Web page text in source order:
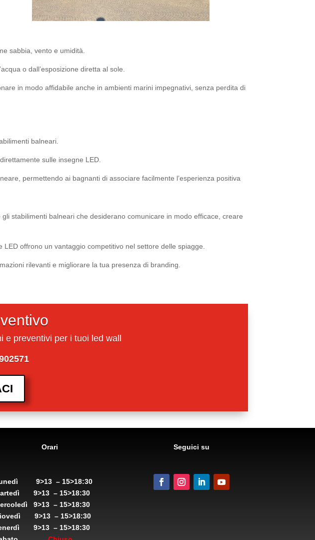
sabbia, vento e umidità.
o dall’esposizione diretta al sole.
in modo affidabile anche in ambienti marini impegnativi, senza perdita di
balneari.
sulle insegne LED.
permettendo ai bagnanti di associare facilmente l’esperienza positiva
stabilimenti balneari che desiderano comunicare in modo efficace, creare
offrono un vantaggio competitivo nel settore delle spiagge.
rilevanti e migliorare la tua presenza di branding.
preventivi per i tuoi led wall
Orari
9>13 – 15>18:30
9>13 – 15>18:30
9>13 – 15>18:30
9>13 – 15>18:30
9>13 – 15>18:30
Seguici su